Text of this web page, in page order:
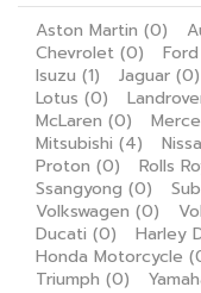
Aston Martin (0)
Chevrolet (0) Ford
Isuzu (1) Jaguar (0)
Lotus (0)
McLaren (0)
Mitsubishi (4)
Proton (0) Rolls
Ssangyong (0)
Volkswagen (0)
Ducati (0) Harley
Honda Motorcycle
Triumph (0)